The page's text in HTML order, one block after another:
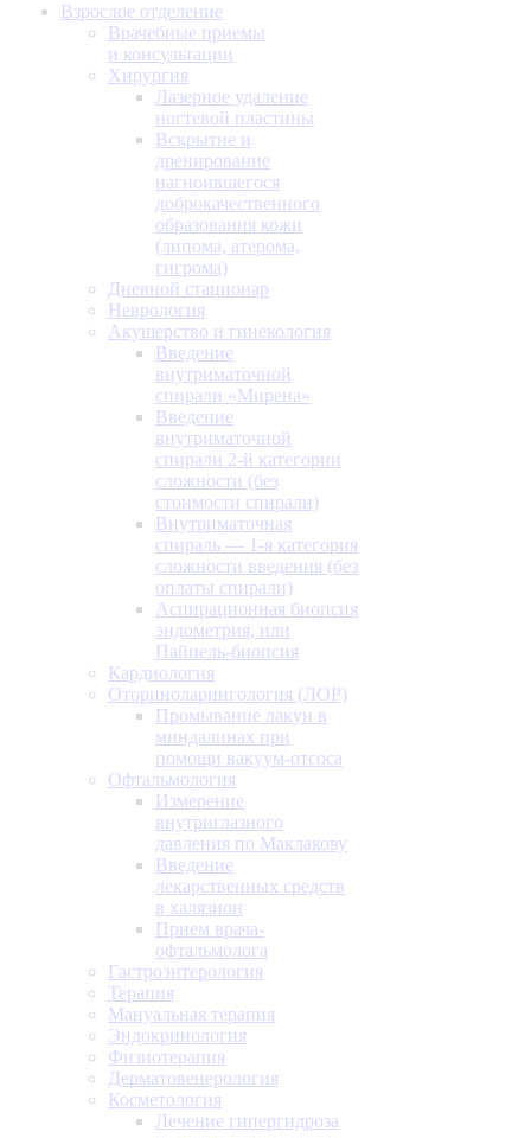
Взрослое отделение
Врачебные приемы
и консультации
Хирургия
Лазерное удаление
ногтевой пластины
Вскрытие и
дренирование
нагноившегося
доброкачественного
образования кожи
(липома, атерома,
гигрома)
Дневной стационар
Неврология
Акушерство и гинекология
Введение
внутриматочной
спирали «Мирена»
Введение
внутриматочной
спирали 2-й категории
сложности (без
стоимости спирали)
Внутриматочная
спираль — 1-я категория
сложности введения (без
оплаты спирали)
Аспирационная биопсия
эндометрия, или
Пайпель-биопсия
Кардиология
Оториноларингология (ЛОР)
Промывание лакун в
миндалинах при
помощи вакуум-отсоса
Офтальмология
Измерение
внутриглазного
давления по Маклакову
Введение
лекарственных средств
в халязион
Прием врача-
офтальмолога
Гастроэнтерология
Терапия
Мануальная терапия
Эндокринология
Физиотерапия
Дерматовенерология
Косметология
Лечение гипергидроза